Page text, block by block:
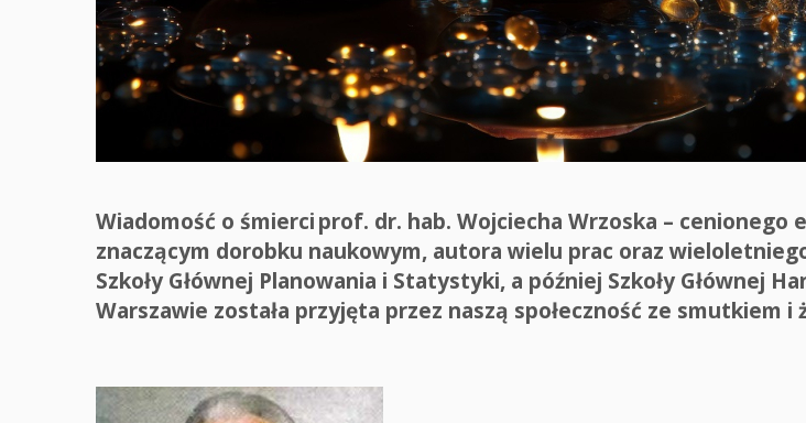
Wiadomość o śmierci prof. dr. hab. Wojciecha Wrzoska – cenionego
znaczącym dorobku naukowym, autora wielu prac oraz
Szkoły Głównej Planowania i Statystyki, a później Szkoły Głównej
Warszawie została przyjęta przez naszą społeczność ze smutkiem i